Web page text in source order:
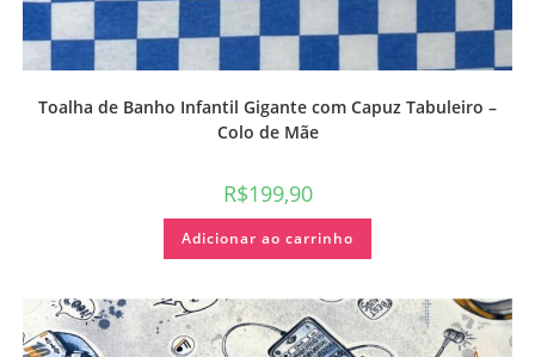
Toalha de Banho Infantil Gigante com Capuz Tabuleiro –
Colo de Mãe
R$199,90
Adicionar ao carrinho